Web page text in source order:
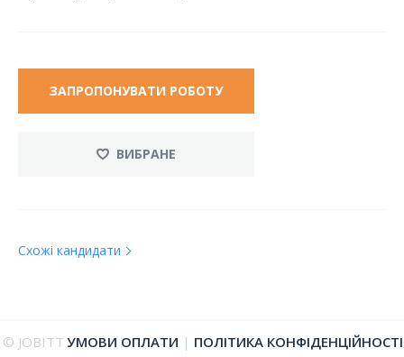
ЗАПРОПОНУВАТИ РОБОТУ
ВИБРАНЕ
Схожі кандидати
© JOBITT УМОВИ ОПЛАТИ | ПОЛІТИКА КОНФІДЕНЦІЙНОСТІ